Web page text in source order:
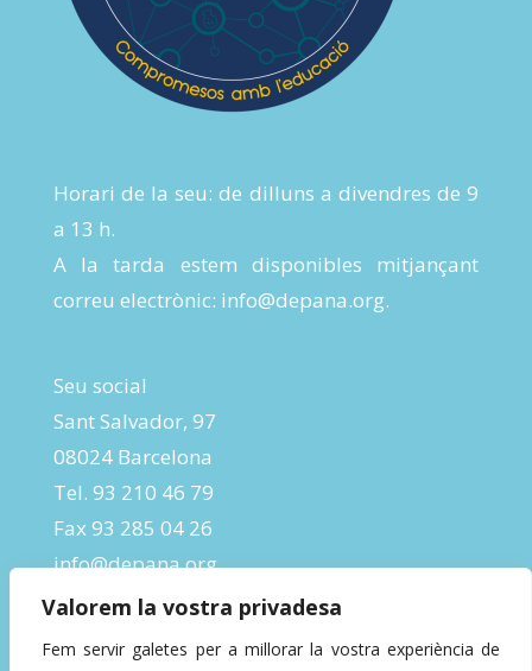
Valorem la vostra privadesa
Fem servir galetes per a millorar la vostra experiència de
Horari de la seu: de dilluns a divendres de 9
a 13 h.
A la tarda estem disponibles mitjançant
correu electrònic: info@depana.org.
Seu social
Sant Salvador, 97
08024 Barcelona
Tel. 93 210 46 79
Fax 93 285 04 26
info@depana.org